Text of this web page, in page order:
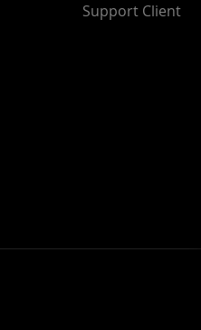
Support Client